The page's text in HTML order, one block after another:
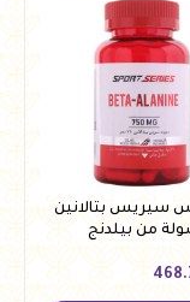
سيريس بتالانين
من بيلدنج